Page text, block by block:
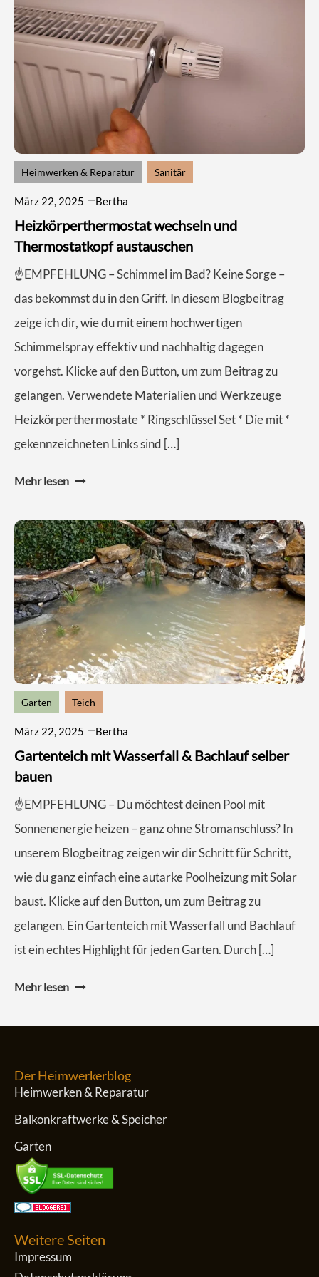
Heimwerken & Reparatur Sanitär
März 22, 2025 Bertha
Heizkörperthermostat wechseln und
Thermostatkopf austauschen
☝️EMPFEHLUNG – Schimmel im Bad? Keine Sorge –
das bekommst du in den Griff. In diesem Blogbeitrag
zeige ich dir, wie du mit einem hochwertigen
Schimmelspray effektiv und nachhaltig dagegen
vorgehst. Klicke auf den Button, um zum Beitrag zu
gelangen. Verwendete Materialien und Werkzeuge
Heizkörperthermostate * Ringschlüssel Set * Die mit *
gekennzeichneten Links sind […]
Mehr lesen
Garten Teich
März 22, 2025 Bertha
Gartenteich mit Wasserfall & Bachlauf selber
bauen
☝️EMPFEHLUNG – Du möchtest deinen Pool mit
Sonnenenergie heizen – ganz ohne Stromanschluss? In
unserem Blogbeitrag zeigen wir dir Schritt für Schritt,
wie du ganz einfach eine autarke Poolheizung mit Solar
baust. Klicke auf den Button, um zum Beitrag zu
gelangen. Ein Gartenteich mit Wasserfall und Bachlauf
ist ein echtes Highlight für jeden Garten. Durch […]
Mehr lesen
Der Heimwerkerblog
Heimwerken & Reparatur
Balkonkraftwerke & Speicher
Garten
Weitere Seiten
Impressum